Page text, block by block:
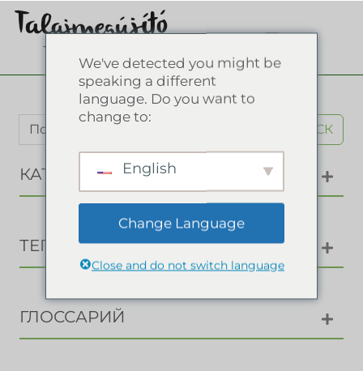
ПОИСК
КАТЕГОРИИ
ТЕГИ
ГЛОССАРИЙ
We've detected you might be
speaking a different
language. Do you want to
change to:
English
Change Language
Close and do not switch language